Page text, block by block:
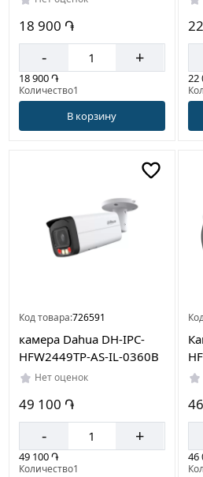
18 900 ֏
- +
18 900 ֏
Количество1
В корзину
22
Код товара:726591
камера Dahua DH-IPC-
HFW2449TP-AS-IL-0360B
Нет оценок
49 100 ֏
- +
49 100 ֏
Количество1
46